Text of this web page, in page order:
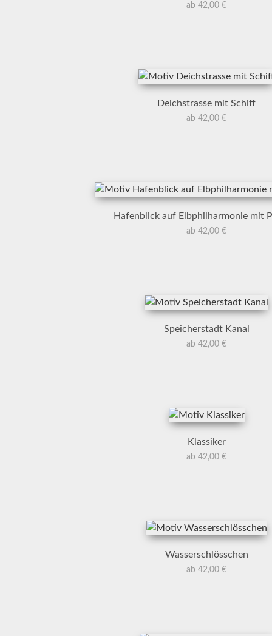
ab 42,00 €
Deichstrasse mit Schiff
ab 42,00 €
Hafenblick auf Elbphilharmonie mit
ab 42,00 €
Speicherstadt Kanal
ab 42,00 €
Klassiker
ab 42,00 €
Wasserschlösschen
ab 42,00 €